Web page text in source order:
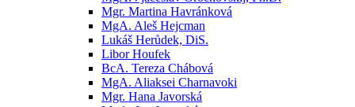
Mgr. Martina Havránková
MgA. Aleš Hejcman
Lukáš Herůdek, DiS.
Libor Houfek
BcA. Tereza Chábová
MgA. Aliaksei Charnavoki
Mgr. Hana Javorská